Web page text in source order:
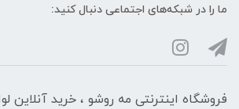
ما را در شبکه‌های اجتماعی دنبال کنید:
فروشگاه اینترنتی مه‌ رو‌شو ، خرید آنلاین